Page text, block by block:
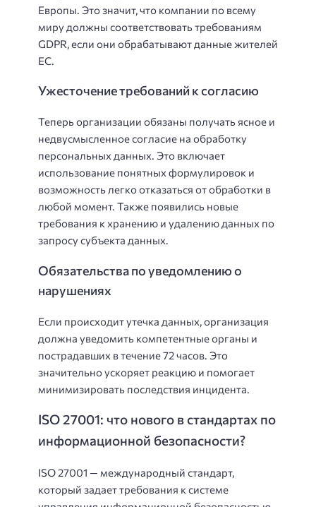
Европы. Это значит, что компании по всему
миру должны соответствовать требованиям
GDPR, если они обрабатывают данные жителей
ЕС.
Ужесточение требований к согласию
Теперь организации обязаны получать ясное и
недвусмысленное согласие на обработку
персональных данных. Это включает
использование понятных формулировок и
возможность легко отказаться от обработки в
любой момент. Также появились новые
требования к хранению и удалению данных по
запросу субъекта данных.
Обязательства по уведомлению о
нарушениях
Если происходит утечка данных, организация
должна уведомить компетентные органы и
пострадавших в течение 72 часов. Это
значительно ускоряет реакцию и помогает
минимизировать последствия инцидента.
ISO 27001: что нового в стандартах по
информационной безопасности?
ISO 27001 — международный стандарт,
который задает требования к системе